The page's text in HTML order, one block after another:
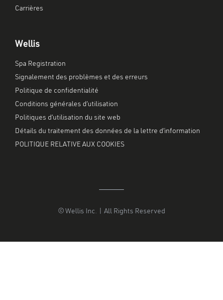
Carrières
Wellis
Spa Registration
Signalement des problèmes et des erreurs
Politique de confidentialité
Conditions générales d’utilisation
Politiques d’utilisation du site web
Détails du traitement des données de la lettre d’information
POLITIQUE RELATIVE AUX COOKIES
© Wellis Inc. | All Rights Reserved